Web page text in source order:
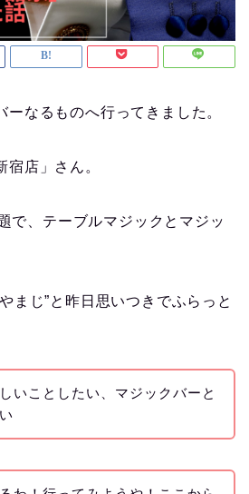
ーなるものへ行ってきました。
宿店」さん。
で、テーブルマジックとマジッ
まじ”と昨日思いつきでふらっと
いことしたい、マジックバーと